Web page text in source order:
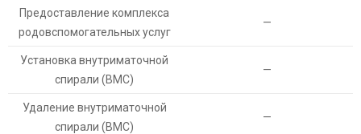
Предоставление комплекса
родовспомогательных услуг
—
Установка внутриматочной
спирали (ВМС)
—
Удаление внутриматочной
спирали (ВМС)
—